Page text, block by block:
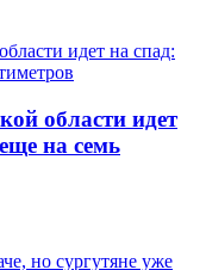
области идет
на семь